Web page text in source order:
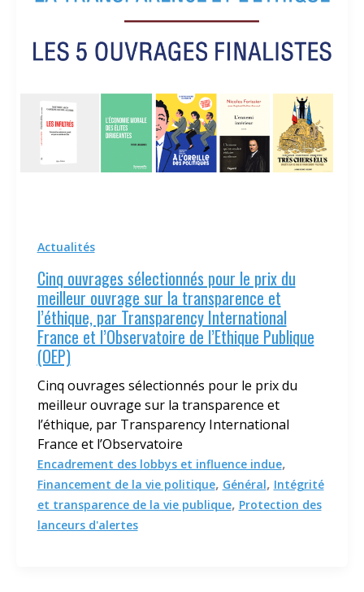
Actualités
Cinq ouvrages sélectionnés pour le prix du
meilleur ouvrage sur la transparence et
l’éthique, par Transparency International
France et l’Observatoire de l’Ethique Publique
(OEP)
Cinq ouvrages sélectionnés pour le prix du
meilleur ouvrage sur la transparence et
l’éthique, par Transparency International
France et l’Observatoire
Encadrement des lobbys et influence indue,
Financement de la vie politique, Général, Intégrité
et transparence de la vie publique, Protection des
lanceurs d'alertes